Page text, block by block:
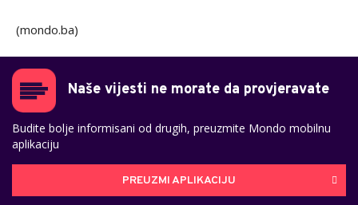
(mondo.ba)
Naše vijesti ne morate da provjeravate
Budite bolje informisani od drugih, preuzmite Mondo mobilnu
aplikaciju
PREUZMI APLIKACIJU